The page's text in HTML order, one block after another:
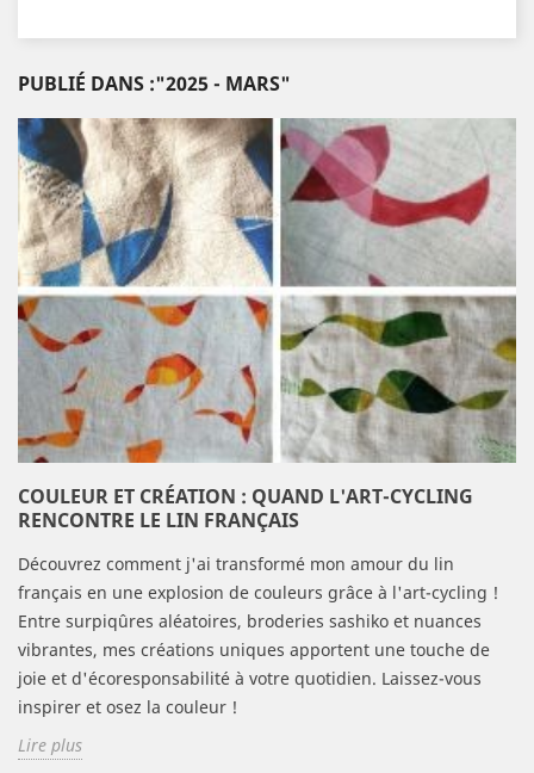
PUBLIÉ DANS :"2025 - MARS"
COULEUR ET CRÉATION : QUAND L'ART-CYCLING
RENCONTRE LE LIN FRANÇAIS
Découvrez comment j'ai transformé mon amour du lin
français en une explosion de couleurs grâce à l'art-cycling !
Entre surpiqûres aléatoires, broderies sashiko et nuances
vibrantes, mes créations uniques apportent une touche de
joie et d'écoresponsabilité à votre quotidien. Laissez-vous
inspirer et osez la couleur !
Lire plus